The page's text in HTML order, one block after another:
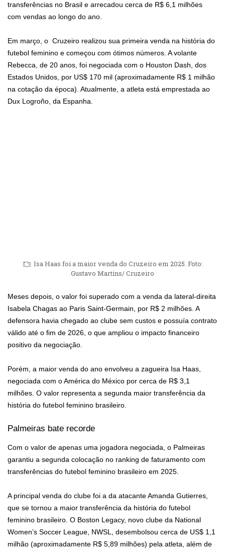
transferências no Brasil e arrecadou cerca de R$ 6,1 milhões
com vendas ao longo do ano.
Em março, o Cruzeiro realizou sua primeira venda na história do
futebol feminino e começou com ótimos números. A volante
Rebecca, de 20 anos, foi negociada com o Houston Dash, dos
Estados Unidos, por US$ 170 mil (aproximadamente R$ 1 milhão
na cotação da época). Atualmente, a atleta está emprestada ao
Dux Logroño, da Espanha.
Isa Haas foi a maior venda do Cruzeiro em 2025. Foto:
Gustavo Martins/ Cruzeiro
Meses depois, o valor foi superado com a venda da lateral-direita
Isabela Chagas ao Paris Saint-Germain, por R$ 2 milhões. A
defensora havia chegado ao clube sem custos e possuía contrato
válido até o fim de 2026, o que ampliou o impacto financeiro
positivo da negociação.
Porém, a maior venda do ano envolveu a zagueira Isa Haas,
negociada com o América do México por cerca de R$ 3,1
milhões. O valor representa a segunda maior transferência da
história do futebol feminino brasileiro.
Palmeiras bate recorde
Com o valor de apenas uma jogadora negociada, o Palmeiras
garantiu a segunda colocação no ranking de faturamento com
transferências do futebol feminino brasileiro em 2025.
A principal venda do clube foi a da atacante Amanda Gutierres,
que se tornou a maior transferência da história do futebol
feminino brasileiro. O Boston Legacy, novo clube da National
Women’s Soccer League, NWSL, desembolsou cerca de US$ 1,1
milhão (aproximadamente R$ 5,89 milhões) pela atleta, além de